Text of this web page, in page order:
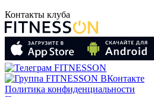
Контакты клуба
Политика конфиденциальности